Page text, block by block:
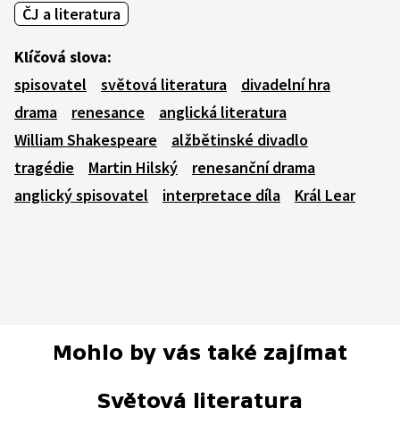
ČJ a literatura
Klíčová slova:
spisovatel
světová literatura
divadelní hra
drama
renesance
anglická literatura
William Shakespeare
alžbětinské divadlo
tragédie
Martin Hilský
renesanční drama
anglický spisovatel
interpretace díla Král Lear
Mohlo by vás také zajímat
Světová literatura